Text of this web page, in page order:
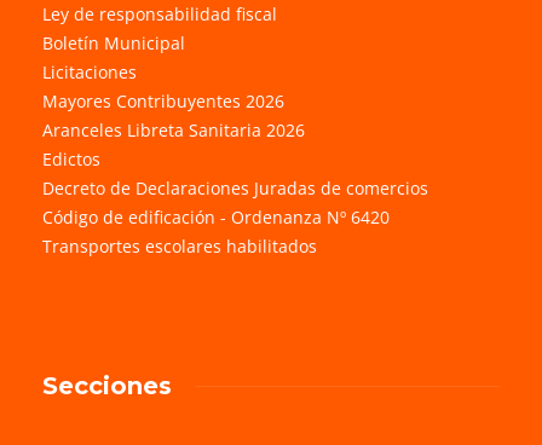
Ley de responsabilidad fiscal
Boletín Municipal
Licitaciones
Mayores Contribuyentes 2026
Aranceles Libreta Sanitaria 2026
Edictos
Decreto de Declaraciones Juradas de comercios
Código de edificación - Ordenanza Nº 6420
Transportes escolares habilitados
Secciones